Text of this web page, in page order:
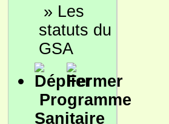
» Les
statuts du
GSA
Programme
Sanitaire